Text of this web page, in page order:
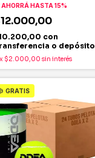
AHORRÁ HASTA 15%
con
o depósito
x $2.000,00 sin interés
GRATIS